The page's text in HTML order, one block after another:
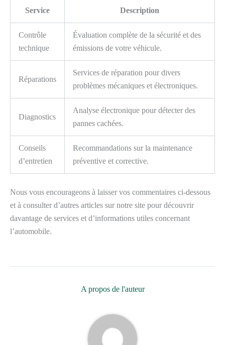
Service Description
Contrôle
technique
Évaluation complète de la sécurité et des
émissions de votre véhicule.
Réparations
Services de réparation pour divers
problèmes mécaniques et électroniques.
Diagnostics
Analyse électronique pour détecter des
pannes cachées.
Conseils
d’entretien
Recommandations sur la maintenance
préventive et corrective.
Nous vous encourageons à laisser vos commentaires ci-dessous
et à consulter d’autres articles sur notre site pour découvrir
davantage de services et d’informations utiles concernant
l’automobile.
A propos de l'auteur